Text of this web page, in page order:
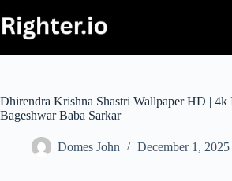
to
content
Dhirendra Krishna Shastri Wallpaper HD | 4k
Bageshwar Baba Sarkar
Domes John December 1, 2025